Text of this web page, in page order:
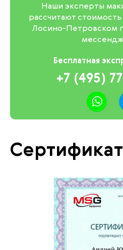
Бесплатная
+7 (495)
Наши эксперты
рассчитают
Лосино-Петровском